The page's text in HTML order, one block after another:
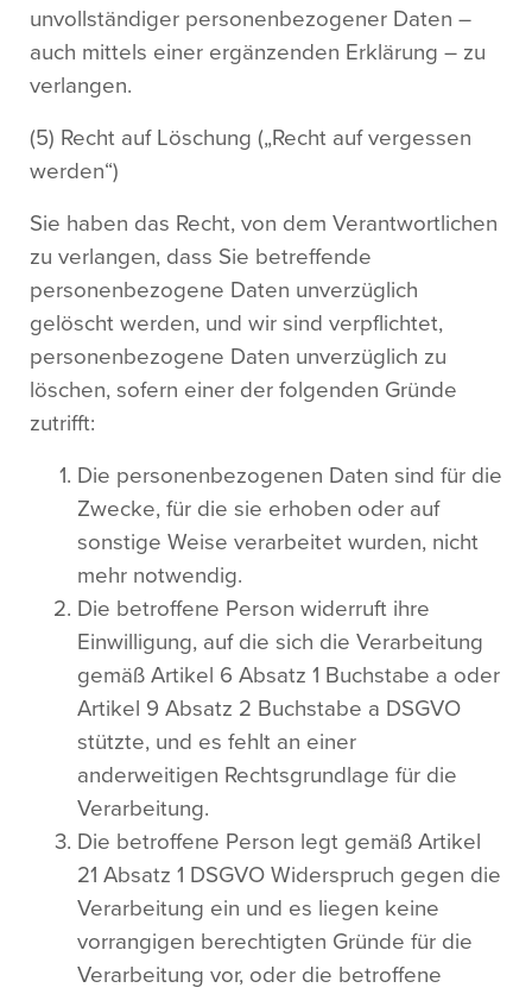
unvollständiger personenbezogener Daten –
auch mittels einer ergänzenden Erklärung – zu
verlangen.
(5) Recht auf Löschung („Recht auf vergessen
werden“)
Sie haben das Recht, von dem Verantwortlichen
zu verlangen, dass Sie betreffende
personenbezogene Daten unverzüglich
gelöscht werden, und wir sind verpflichtet,
personenbezogene Daten unverzüglich zu
löschen, sofern einer der folgenden Gründe
zutrifft:
Die personenbezogenen Daten sind für die
Zwecke, für die sie erhoben oder auf
sonstige Weise verarbeitet wurden, nicht
mehr notwendig.
Die betroffene Person widerruft ihre
Einwilligung, auf die sich die Verarbeitung
gemäß Artikel 6 Absatz 1 Buchstabe a oder
Artikel 9 Absatz 2 Buchstabe a DSGVO
stützte, und es fehlt an einer
anderweitigen Rechtsgrundlage für die
Verarbeitung.
Die betroffene Person legt gemäß Artikel
21 Absatz 1 DSGVO Widerspruch gegen die
Verarbeitung ein und es liegen keine
vorrangigen berechtigten Gründe für die
Verarbeitung vor, oder die betroffene